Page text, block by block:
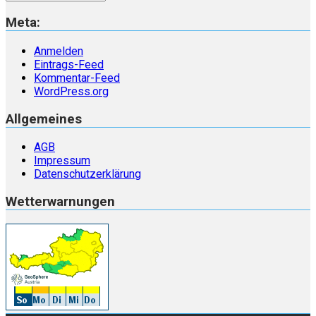
Meta:
Anmelden
Eintrags-Feed
Kommentar-Feed
WordPress.org
Allgemeines
AGB
Impressum
Datenschutzerklärung
Wetterwarnungen